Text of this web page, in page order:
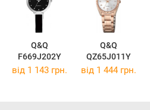
Q&Q
F669J202Y
Q&Q
QZ65J011Y
від 1 143 грн. від 1 444 грн.